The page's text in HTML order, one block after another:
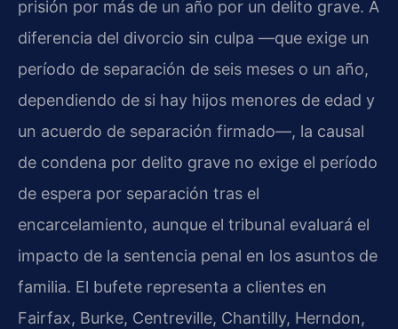
prisión por más de un año por un delito grave. A
diferencia del divorcio sin culpa —que exige un
período de separación de seis meses o un año,
dependiendo de si hay hijos menores de edad y
un acuerdo de separación firmado—, la causal
de condena por delito grave no exige el período
de espera por separación tras el
encarcelamiento, aunque el tribunal evaluará el
impacto de la sentencia penal en los asuntos de
familia. El bufete representa a clientes en
Fairfax, Burke, Centreville, Chantilly, Herndon,